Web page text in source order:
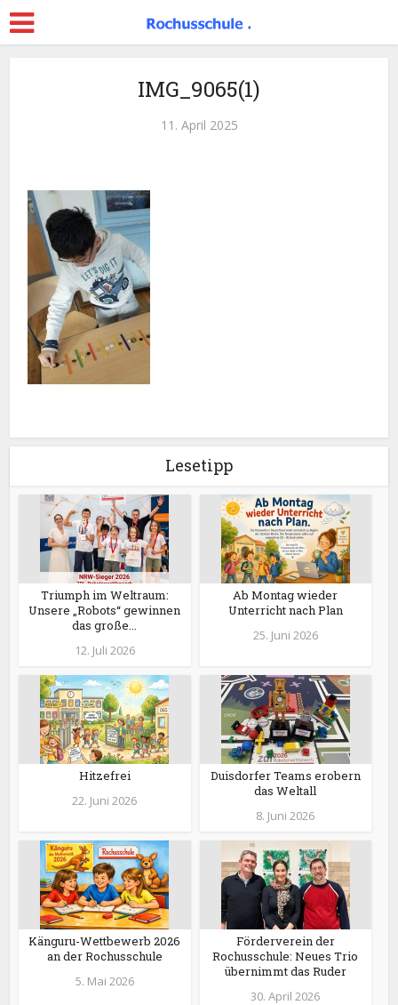
IMG_9065(1)
11. April 2025
Lesetipp
Triumph im Weltraum:
Unsere „Robots“ gewinnen
das große...
12. Juli 2026
Ab Montag wieder
Unterricht nach Plan
25. Juni 2026
Hitzefrei
22. Juni 2026
Duisdorfer Teams erobern
das Weltall
8. Juni 2026
Känguru-Wettbewerb 2026
an der Rochusschule
5. Mai 2026
Förderverein der
Rochusschule: Neues Trio
übernimmt das Ruder
30. April 2026